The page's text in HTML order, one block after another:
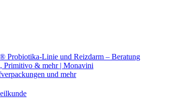
Linie und Reizdarm – Beratung
Primitivo & mehr | Monavini
und mehr